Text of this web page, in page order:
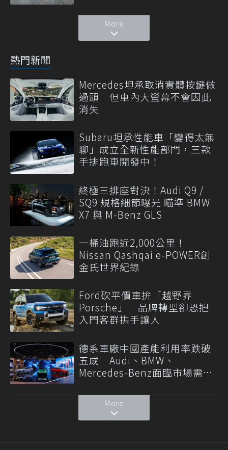
More
熱門新聞
Mercedes坦承取消實體按鍵做
過頭 但車內大螢幕不會因此
消失
Subaru坦承性能車「變得太無
聊」成立全新性能部門，三款
手排跑車開發中！
終極三排座對決！Audi Q9 /
SQ9 規格細節曝光 瞄準 BMW
X7 與 M-Benz GLS
一桶油跑近2,000公里！
Nissan Qashqai e-POWER創
金氏世界紀錄
Ford砍平價車拚「越野界
Porsche」 品牌轉型卻恐把
入門客群拱手讓人
德系車廠中國產能利用率跌破
五成 Audi、BMW、
Mercedes-Benz面臨市場需求
More